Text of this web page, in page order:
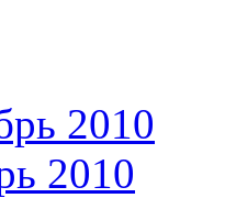
2010
2010